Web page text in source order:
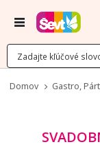
Menu
Domov Gastro,